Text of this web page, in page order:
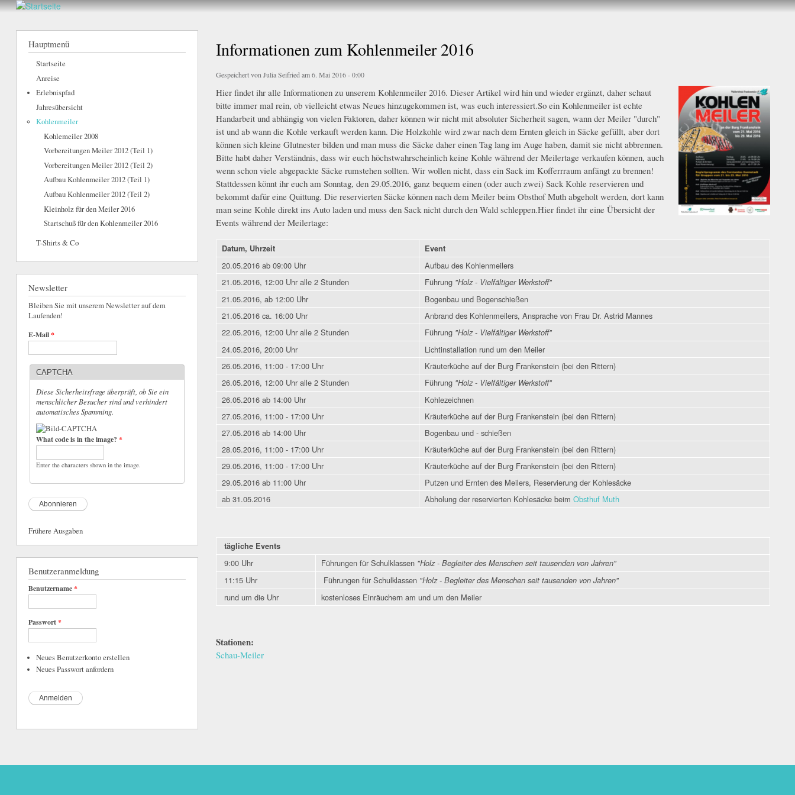
Direkt
Frankenstein
e.V.
hier
Informationen zum Kohlenmeiler 2016
Gespeichert von Julia Seifried am 6. Mai 2016 - 0:00
view_MeilerPlakat_2016_fullsize.jpg
Hier findet ihr alle Informationen zu unserem Kohlenmeiler 2016. Dieser Artikel wird hin und wieder ergänzt, daher schaut
bitte immer mal rein, ob vielleicht etwas Neues hinzugekommen ist, was euch interessiert.So ein Kohlenmeiler ist echte
Handarbeit und abhängig von vielen Faktoren, daher können wir nicht mit absoluter Sicherheit sagen, wann der Meiler "durch"
ist und ab wann die Kohle verkauft werden kann. Die Holzkohle wird zwar nach dem Ernten gleich in Säcke gefüllt, aber dort
können sich kleine Glutnester bilden und man muss die Säcke daher einen Tag lang im Auge haben, damit sie nicht abbrennen.
Bitte habt daher Verständnis, dass wir euch höchstwahrscheinlich keine Kohle während der Meilertage verkaufen können, auch
wenn schon viele abgepackte Säcke rumstehen sollten. Wir wollen nicht, dass ein Sack im Kofferrraum anfängt zu brennen!
Stattdessen könnt ihr euch am Sonntag, den 29.05.2016, ganz bequem einen (oder auch zwei) Sack Kohle reservieren und
bekommt dafür eine Quittung. Die reservierten Säcke können nach dem Meiler beim Obsthof Muth abgeholt werden, dort kann
man seine Kohle direkt ins Auto laden und muss den Sack nicht durch den Wald schleppen.Hier findet ihr eine Übersicht der
Events während der Meilertage:
Datum, Uhrzeit Event
20.05.2016 ab 09:00 Uhr
Aufbau des Kohlenmeilers
21.05.2016, 12:00 Uhr alle 2 Stunden
Führung "Holz - Vielfältiger Werkstoff"
21.05.2016, ab 12:00 Uhr
Bogenbau und Bogenschießen
21.05.2016 ca. 16:00 Uhr
Anbrand des Kohlenmeilers, Ansprache von Frau Dr. Astrid Mannes
22.05.2016, 12:00 Uhr alle 2 Stunden
Führung "Holz - Vielfältiger Werkstoff"
24.05.2016, 20:00 Uhr
Lichtinstallation rund um den Meiler
26.05.2016, 11:00 - 17:00 Uhr
Kräuterküche auf der Burg Frankenstein (bei den Rittern)
26.05.2016, 12:00 Uhr alle 2 Stunden
Führung "Holz - Vielfältiger Werkstoff"
26.05.2016 ab 14:00 Uhr
Kohlezeichnen
27.05.2016, 11:00 - 17:00 Uhr
Kräuterküche auf der Burg Frankenstein (bei den Rittern)
27.05.2016 ab 14:00 Uhr
Bogenbau und - schießen
28.05.2016, 11:00 - 17:00 Uhr
Kräuterküche auf der Burg Frankenstein (bei den Rittern)
29.05.2016, 11:00 - 17:00 Uhr
Kräuterküche auf der Burg Frankenstein (bei den Rittern)
29.05.2016 ab 11:00 Uhr
Putzen und Ernten des Meilers, Reservierung der Kohlesäcke
ab 31.05.2016
Abholung der reservierten Kohlesäcke beim Obsthuf Muth
tägliche Events
9:00 Uhr Führungen für Schulklassen "Holz - Begleiter des Menschen seit tausenden von Jahren"
11:15 Uhr Führungen für Schulklassen "Holz - Begleiter des Menschen seit tausenden von Jahren"
rund um die Uhr kostenloses Einräuchern am und um den Meiler
Stationen:
Schau-Meiler
Hauptmenü
Startseite
Anreise
Erlebnispfad
Jahresübersicht
Kohlenmeiler
Kohlemeiler 2008
Vorbereitungen Meiler 2012 (Teil 1)
Vorbereitungen Meiler 2012 (Teil 2)
Aufbau Kohlenmeiler 2012 (Teil 1)
Aufbau Kohlenmeiler 2012 (Teil 2)
Kleinholz für den Meiler 2016
Startschuß für den Kohlenmeiler 2016
T-Shirts & Co
Newsletter
Bleiben Sie mit unserem Newsletter auf dem
Laufenden!
E-Mail*
CAPTCHA
Diese Sicherheitsfrage überprüft, ob Sie ein
menschlicher Besucher sind und verhindert
automatisches Spamming.
What code is in the image?*
Enter the characters shown in the image.
Frühere Ausgaben
Benutzeranmeldung
Benutzername*
Passwort*
Neues Benutzerkonto erstellen
Neues Passwort anfordern